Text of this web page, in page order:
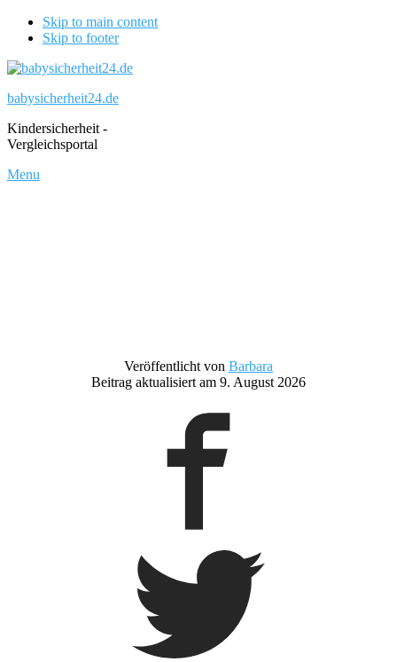
Skip to main content
Skip to footer
babysicherheit24.de
Kindersicherheit -
Vergleichsportal
Menu
Veröffentlicht von Barbara
Beitrag aktualisiert am 9. August 2026